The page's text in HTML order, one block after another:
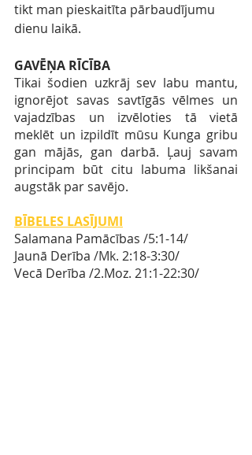
tikt man pieskaitīta pārbaudījumu
dienu laikā.
GAVĒŅA RĪCĪBA
Tikai šodien uzkrāj sev labu mantu,
ignorējot savas savtīgās vēlmes un
vajadzības un izvēloties tā vietā
meklēt un izpildīt mūsu Kunga gribu
gan mājās, gan darbā. Ļauj savam
principam būt citu labuma likšanai
augstāk par savējo.
BĪBELES LASĪJUMI
Salamana Pamācības /5:1-14/
Jaunā Derība /Mk. 2:18-3:30/
Vecā Derība /2.Moz. 21:1-22:30/